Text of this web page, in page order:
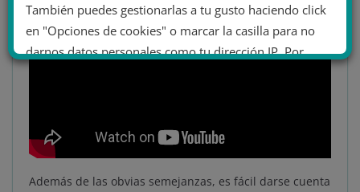
Además de las obvias semejanzas, es fácil darse cuenta
También puedes gestionarlas a tu gusto haciendo click
en "Opciones de cookies" o marcar la casilla para no
darnos datos personales como tu dirección IP. Por
No dar mi información personal
Opciones de cookies Aceptar cookies